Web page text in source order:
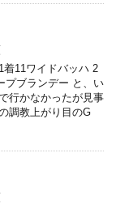
11ワイドバッハ 2
プブランデー と、い
行かなかったが見事
調教上がり目のG